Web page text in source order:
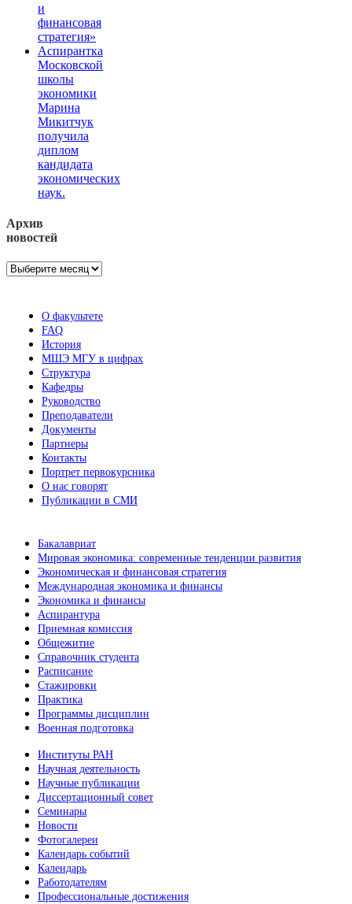
и
финансовая
стратегия»
Аспирантка
Московской
школы
экономики
Марина
Микитчук
получила
диплом
кандидата
экономических
наук.
Архив
новостей
Архив
О факультете
FAQ
История
МШЭ МГУ в цифрах
Структура
Кафедры
Руководство
Преподаватели
Документы
Партнеры
Контакты
Портрет первокурсника
О нас говорят
Публикации в СМИ
Бакалавриат
Мировая экономика: современные тенденции развития
Экономическая и финансовая стратегия
Международная экономика и финансы
Экономика и финансы
Аспирантура
Приемная комиссия
Общежитие
Справочник студента
Расписание
Стажировки
Практика
Программы дисциплин
Военная подготовка
Институты РАН
Научная деятельность
Научные публикации
Диссертационный совет
Семинары
Новости
Фотогалереи
Календарь событий
Календарь
Работодателям
Профессиональные достижения